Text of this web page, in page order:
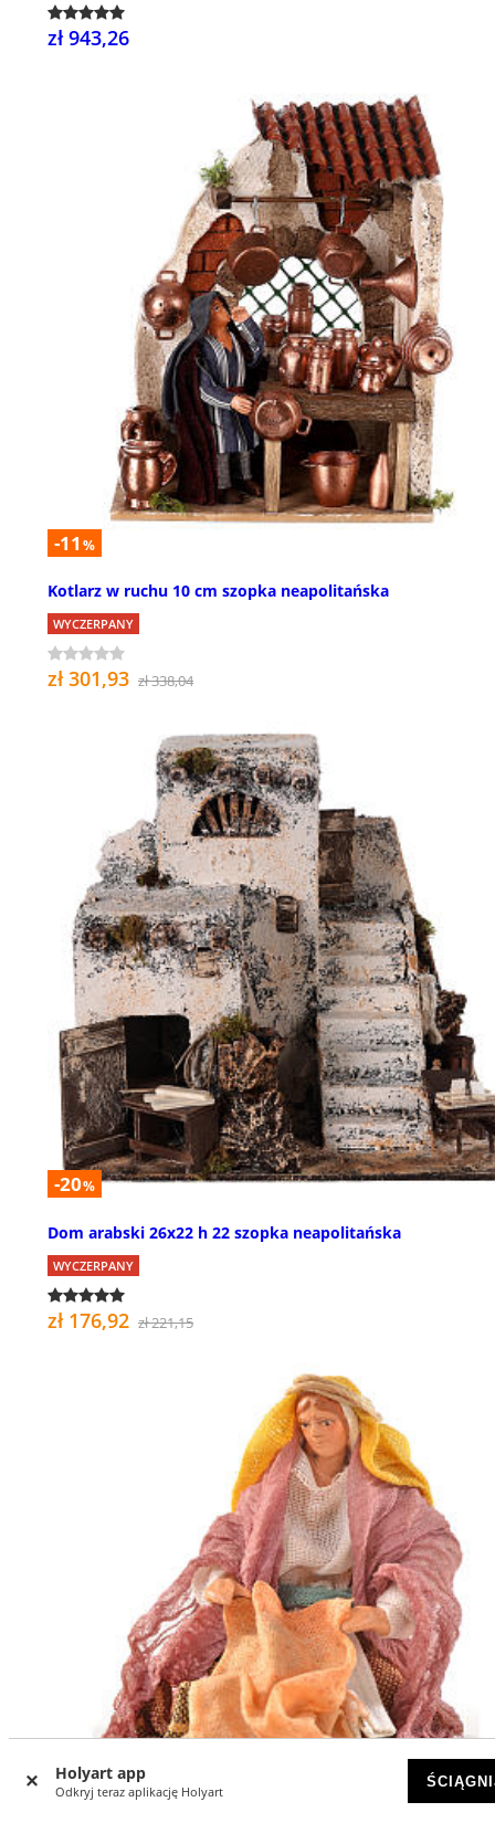
Holyart app
Odkryj teraz aplikację Holyart
zł 943,26
-11 %
Kotlarz w ruchu 10 cm szopka neapolitańska
WYCZERPANY
zł 301,93 zł 338,04
-20%
Dom arabski 26x22 h 22 szopka neapolitańska
WYCZERPANY
zł 176,92 zł 221,15